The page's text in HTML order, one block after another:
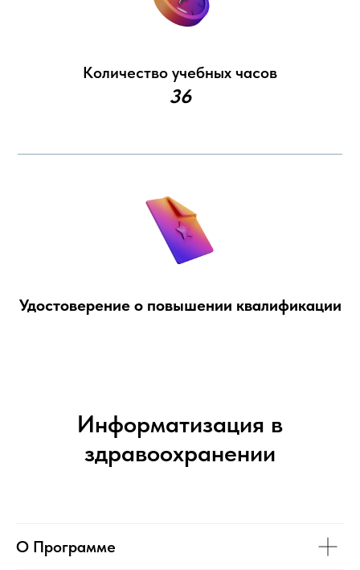
Количество учебных часов
36
Удостоверение о повышении квалификации
Информатизация в
здравоохранении
О Программе